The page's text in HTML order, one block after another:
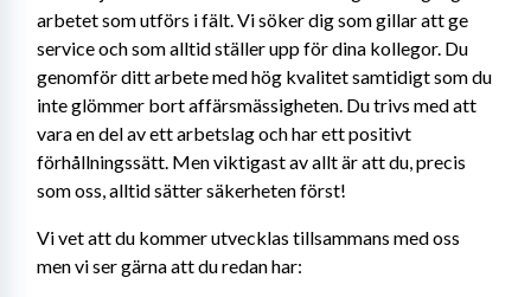
arbetet som utförs i fält. Vi söker dig som gillar att ge
service och som alltid ställer upp för dina kollegor. Du
genomför ditt arbete med hög kvalitet samtidigt som du
inte glömmer bort affärsmässigheten. Du trivs med att
vara en del av ett arbetslag och har ett positivt
förhållningssätt. Men viktigast av allt är att du, precis
som oss, alltid sätter säkerheten först!
Vi vet att du kommer utvecklas tillsammans med oss
men vi ser gärna att du redan har: